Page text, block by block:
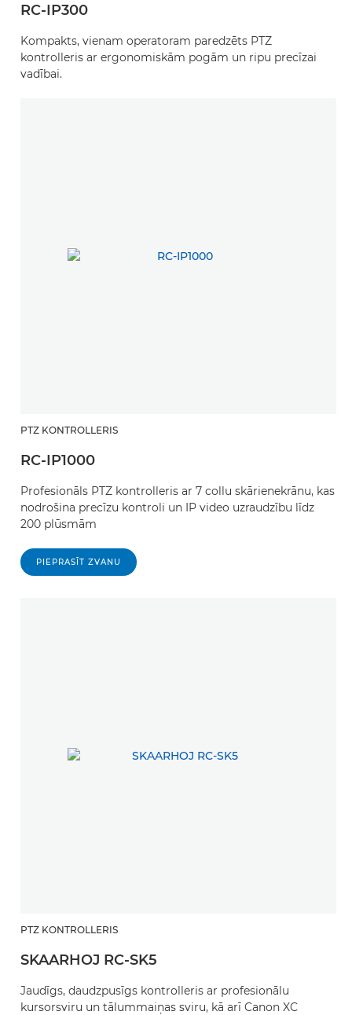
RC-IP300
Kompakts, vienam operatoram paredzēts PTZ
kontrolleris ar ergonomiskām pogām un ripu precīzai
vadībai.
PTZ KONTROLLERIS
RC-IP1000
Profesionāls PTZ kontrolleris ar 7 collu skārienekrānu, kas
nodrošina precīzu kontroli un IP video uzraudzību līdz
200 plūsmām
PIEPRASĪT ZVANU
PTZ KONTROLLERIS
SKAARHOJ RC-SK5
Jaudīgs, daudzpusīgs kontrolleris ar profesionālu
kursorsviru un tālummaiņas sviru, kā arī Canon XC